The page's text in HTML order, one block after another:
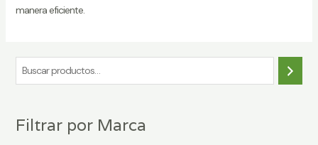
manera eficiente.
u
c
Filtrar por Marca